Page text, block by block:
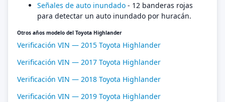
Señales de auto inundado - 12 banderas rojas
para detectar un auto inundado por huracán.
Otros años modelo del Toyota Highlander
Verificación VIN — 2015 Toyota Highlander
Verificación VIN — 2017 Toyota Highlander
Verificación VIN — 2018 Toyota Highlander
Verificación VIN — 2019 Toyota Highlander